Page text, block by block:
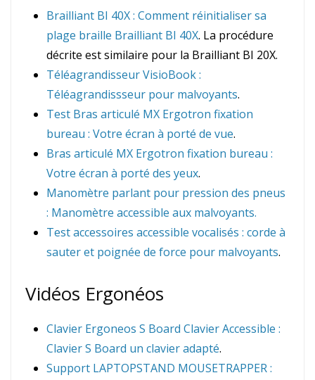
Brailliant BI 40X : Comment réinitialiser sa
plage braille Brailliant BI 40X. La procédure
décrite est similaire pour la Brailliant BI 20X.
Téléagrandisseur VisioBook :
Téléagrandissseur pour malvoyants.
Test Bras articulé MX Ergotron fixation
bureau : Votre écran à porté de vue.
Bras articulé MX Ergotron fixation bureau :
Votre écran à porté des yeux.
Manomètre parlant pour pression des pneus
: Manomètre accessible aux malvoyants.
Test accessoires accessible vocalisés : corde à
sauter et poignée de force pour malvoyants.
Vidéos Ergonéos
Clavier Ergoneos S Board Clavier Accessible :
Clavier S Board un clavier adapté.
Support LAPTOPSTAND MOUSETRAPPER :